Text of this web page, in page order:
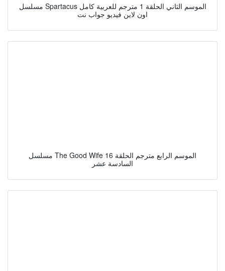
مسلسل Spartacus الموسم الثاني الحلقة 1 مترجم للعربية كامل
اون لاين فيديو جواب نت
مسلسل The Good Wife الموسم الرابع مترجم الحلقة 16
السادسة عشر